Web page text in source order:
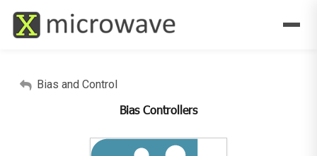
Bias and Control
Bias Controllers